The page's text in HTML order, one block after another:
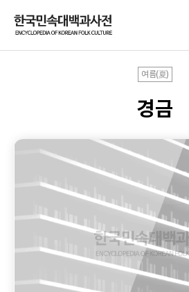
여름(夏)
경금